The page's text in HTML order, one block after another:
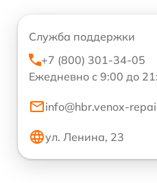
Служба поддержки
+7 (800) 301-34-05
Ежедневно с 9:00 до
info@hbr.venox-
ул. Ленина, 23